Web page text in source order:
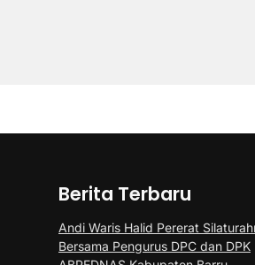
Berita Terbaru
Andi Waris Halid Pererat
Bersama Pengurus DPC dan DPK